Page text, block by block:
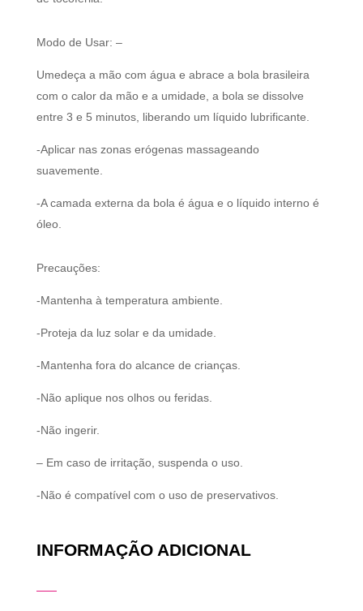
Modo de Usar: –
Umedeça a mão com água e abrace a bola brasileira
com o calor da mão e a umidade, a bola se dissolve
entre 3 e 5 minutos, liberando um líquido lubrificante.
-Aplicar nas zonas erógenas massageando
suavemente.
-A camada externa da bola é água e o líquido interno é
óleo.
Precauções:
-Mantenha à temperatura ambiente.
-Proteja da luz solar e da umidade.
-Mantenha fora do alcance de crianças.
-Não aplique nos olhos ou feridas.
-Não ingerir.
– Em caso de irritação, suspenda o uso.
-Não é compatível com o uso de preservativos.
INFORMAÇÃO ADICIONAL